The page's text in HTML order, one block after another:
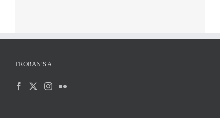
TROBAN’S A